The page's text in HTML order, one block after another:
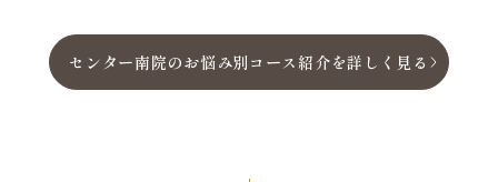
センター南院のお悩み別コース紹介を詳しく見る